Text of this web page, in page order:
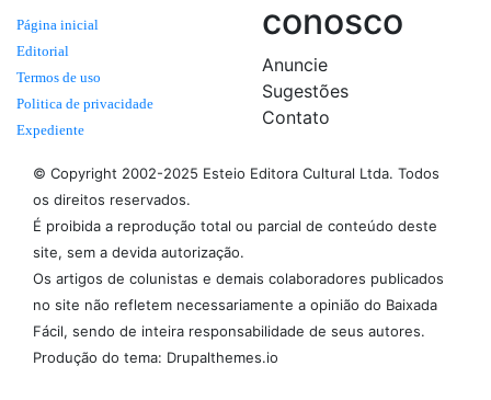
Página inicial
Editorial
Termos de uso
Politica de privacidade
Expediente
conosco
Anuncie
Sugestões
Contato
© Copyright 2002-2025 Esteio Editora Cultural Ltda. Todos
os direitos reservados.
É proibida a reprodução total ou parcial de conteúdo deste
site, sem a devida autorização.
Os artigos de colunistas e demais colaboradores publicados
no site não refletem necessariamente a opinião do Baixada
Fácil, sendo de inteira responsabilidade de seus autores.
Produção do tema: Drupalthemes.io